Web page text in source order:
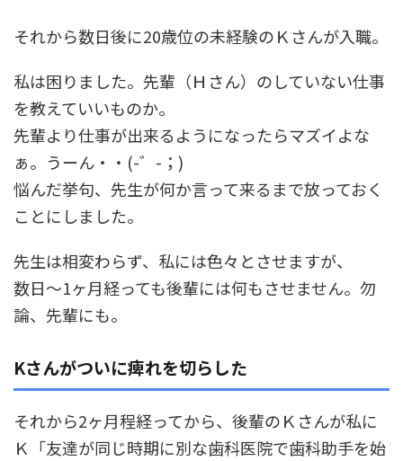
それから数日後に20歳位の未経験のＫさんが入職。
私は困りました。先輩（Ｈさん）のしていない仕事
を教えていいものか。
先輩より仕事が出来るようになったらマズイよな
ぁ。うーん・・(-゛-；)
悩んだ挙句、先生が何か言って来るまで放っておく
ことにしました。
先生は相変わらず、私には色々とさせますが、
数日～1ヶ月経っても後輩には何もさせません。勿
論、先輩にも。
Kさんがついに痺れを切らした
それから2ヶ月程経ってから、後輩のＫさんが私に
Ｋ「友達が同じ時期に別な歯科医院で歯科助手を始